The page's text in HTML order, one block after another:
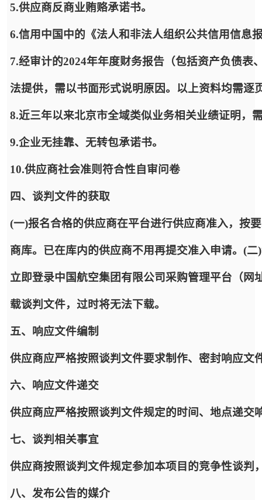
5.供应商反商业贿赂承诺书。
6.信用中国中的《法人和非法人组织公共信用信息
7.经审计的2024年年度财务报告（包括资产负债
法提供，需以书面形式说明原因。以上资料均需逐
8.近三年以来北京市全域类似业务相关业绩证明，
9.企业无挂靠、无转包承诺书。
10.供应商社会准则符合性自审问卷
四、谈判文件的获取
(一)报名合格的供应商在平台进行供应商准入，按
商库。已在库内的供应商不用再提交准入申请。(
立即登录中国航空集团有限公司采购管理平台（
载谈判文件，过时将无法下载。
五、响应文件编制
供应商应严格按照谈判文件要求制作、密封响应文
六、响应文件递交
供应商应严格按照谈判文件规定的时间、地点递交
七、谈判相关事宜
供应商按照谈判文件规定参加本项目的竞争性谈判
八、发布公告的媒介